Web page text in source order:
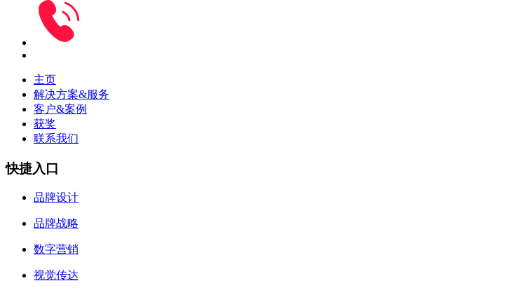
主页
解决方案&服务
客户&案例
获奖
联系我们
快捷入口
品牌设计
品牌战略
数字营销
视觉传达